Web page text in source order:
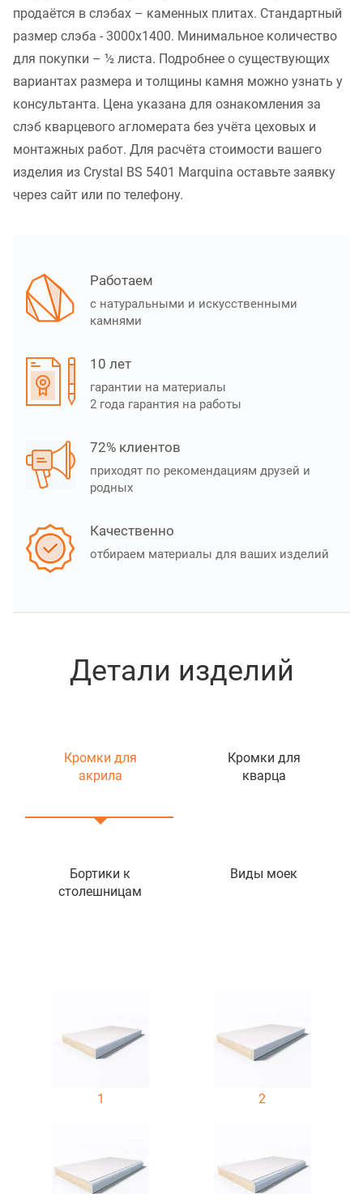
продаётся в слэбах – каменных плитах. Стандартный
размер слэба - 3000x1400. Минимальное количество
для покупки – ½ листа. Подробнее о существующих
вариантах размера и толщины камня можно узнать у
консультанта. Цена указана для ознакомления за
слэб кварцевого агломерата без учёта цеховых и
монтажных работ. Для расчёта стоимости вашего
изделия из Crystal BS 5401 Marquina оставьте заявку
через сайт или по телефону.
Работаем
с натуральными и искусственными
камнями
10 лет
гарантии на материалы
2 года гарантия на работы
72% клиентов
приходят по рекомендациям друзей и
родных
Качественно
отбираем материалы для ваших изделий
Детали изделий
Кромки для
акрила
Кромки для
кварца
Бортики к
столешницам
Виды моек
1 2